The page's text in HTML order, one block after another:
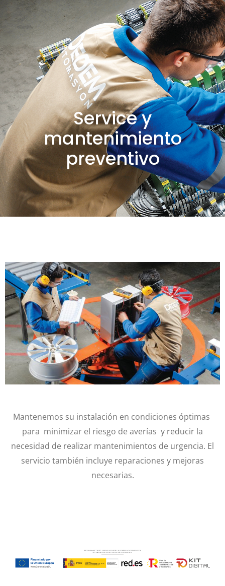
Service y
mantenimiento
preventivo
Mantenemos su instalación en condiciones óptimas
para minimizar el riesgo de averías y reducir la
necesidad de realizar mantenimientos de urgencia. El
servicio también incluye reparaciones y mejoras
necesarias.